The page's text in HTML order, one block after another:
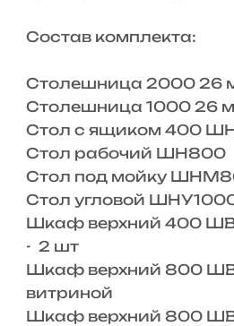
Состав комплекта:
Столешница 2000 26
Столешница 1000 26
Стол с ящиком 400
Стол рабочий ШН800
Стол под мойку
Стол угловой
Шкаф верхний 400
- 2 шт
Шкаф верхний 800
витриной
Шкаф верхний 800